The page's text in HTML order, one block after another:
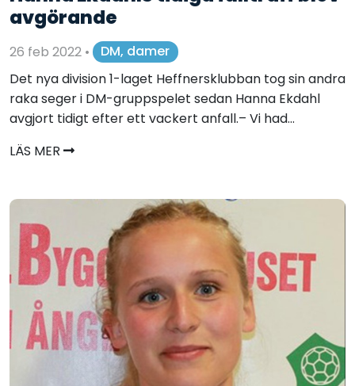
avgörande
26 feb 2022 •
DM, damer
Det nya division 1-laget Heffnersklubban tog sin andra
raka seger i DM-gruppspelet sedan Hanna Ekdahl
avgjort tidigt efter ett vackert anfall.– Vi had...
LÄS MER